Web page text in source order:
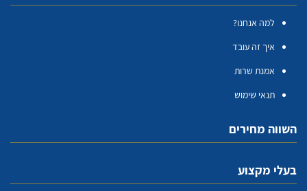
למה אנחנו?
איך זה עובד
אמנת שרות
תנאי שימוש
השווה מחירים
בעלי מקצוע